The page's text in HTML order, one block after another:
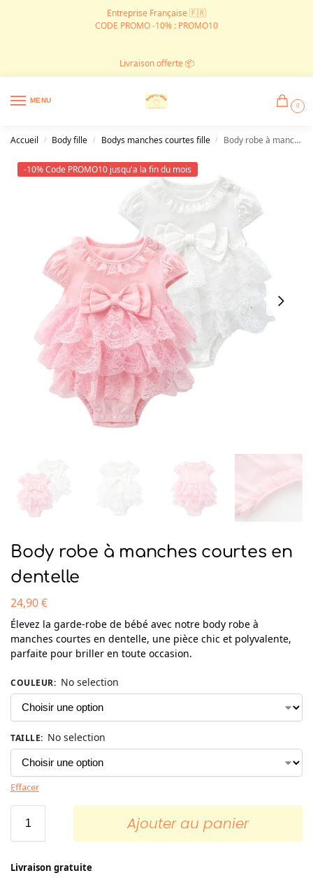
Entreprise Française 🇫🇷
CODE PROMO -10% : PROMO10
Livraison offerte 📦
MENU
0
Accueil / Body fille / Bodys manches courtes fille / Body robe à manches courtes en dentelle
-10% Code PROMO10 jusqu'a la fin du mois
Body robe à manches courtes en
dentelle
24,90€
Élevez la garde-robe de bébé avec notre body robe à
manches courtes en dentelle, une pièce chic et polyvalente,
parfaite pour briller en toute occasion.
COULEUR: No selection
TAILLE: No selection
Effacer
Ajouter au panier
Livraison gratuite